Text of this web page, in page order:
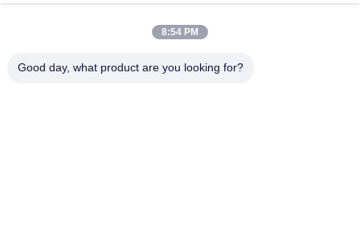
คําตอบ:ใช่ คุณสามารถไม่เพียงแค่ LOGO ที่กําหนดเอง แต่ยังมีสี,
สายเคเบิล, กล่องกล่องและกล่องกระดาษเพียงแค่ติดต่อเราถ้าคุณมี
เรายอมรับการปรับแต่งแบบครบวงจรสําหรับ
แพ็คเกจ เป็นต้น
8:54 PM
Good day, what product are you looking for?